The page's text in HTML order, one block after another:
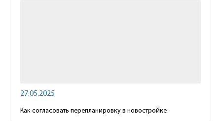
27.05.2025
Как согласовать перепланировку в новостройке